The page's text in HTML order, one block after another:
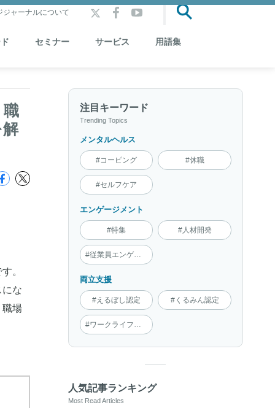
ジャーナルについて
セミナー サービス 用語集
。
な
職場
注目キーワード
Trending Topics
メンタルヘルス
#コーピング #休職
#セルフケア
エンゲージメント
#特集 #人材開発
#従業員エンゲージメント
両立支援
#えるぼし認定 #くるみん認定
#ワークライフインテグレーション
人気記事ランキング
Most Read Articles